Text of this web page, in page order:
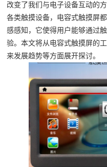
改变了我们与电子设备互动的
各类触摸设备，电容式触摸屏
感感知，它使得用户能够通过
验。本文将从电容式触摸屏的
来发展趋势等方面展开探讨。